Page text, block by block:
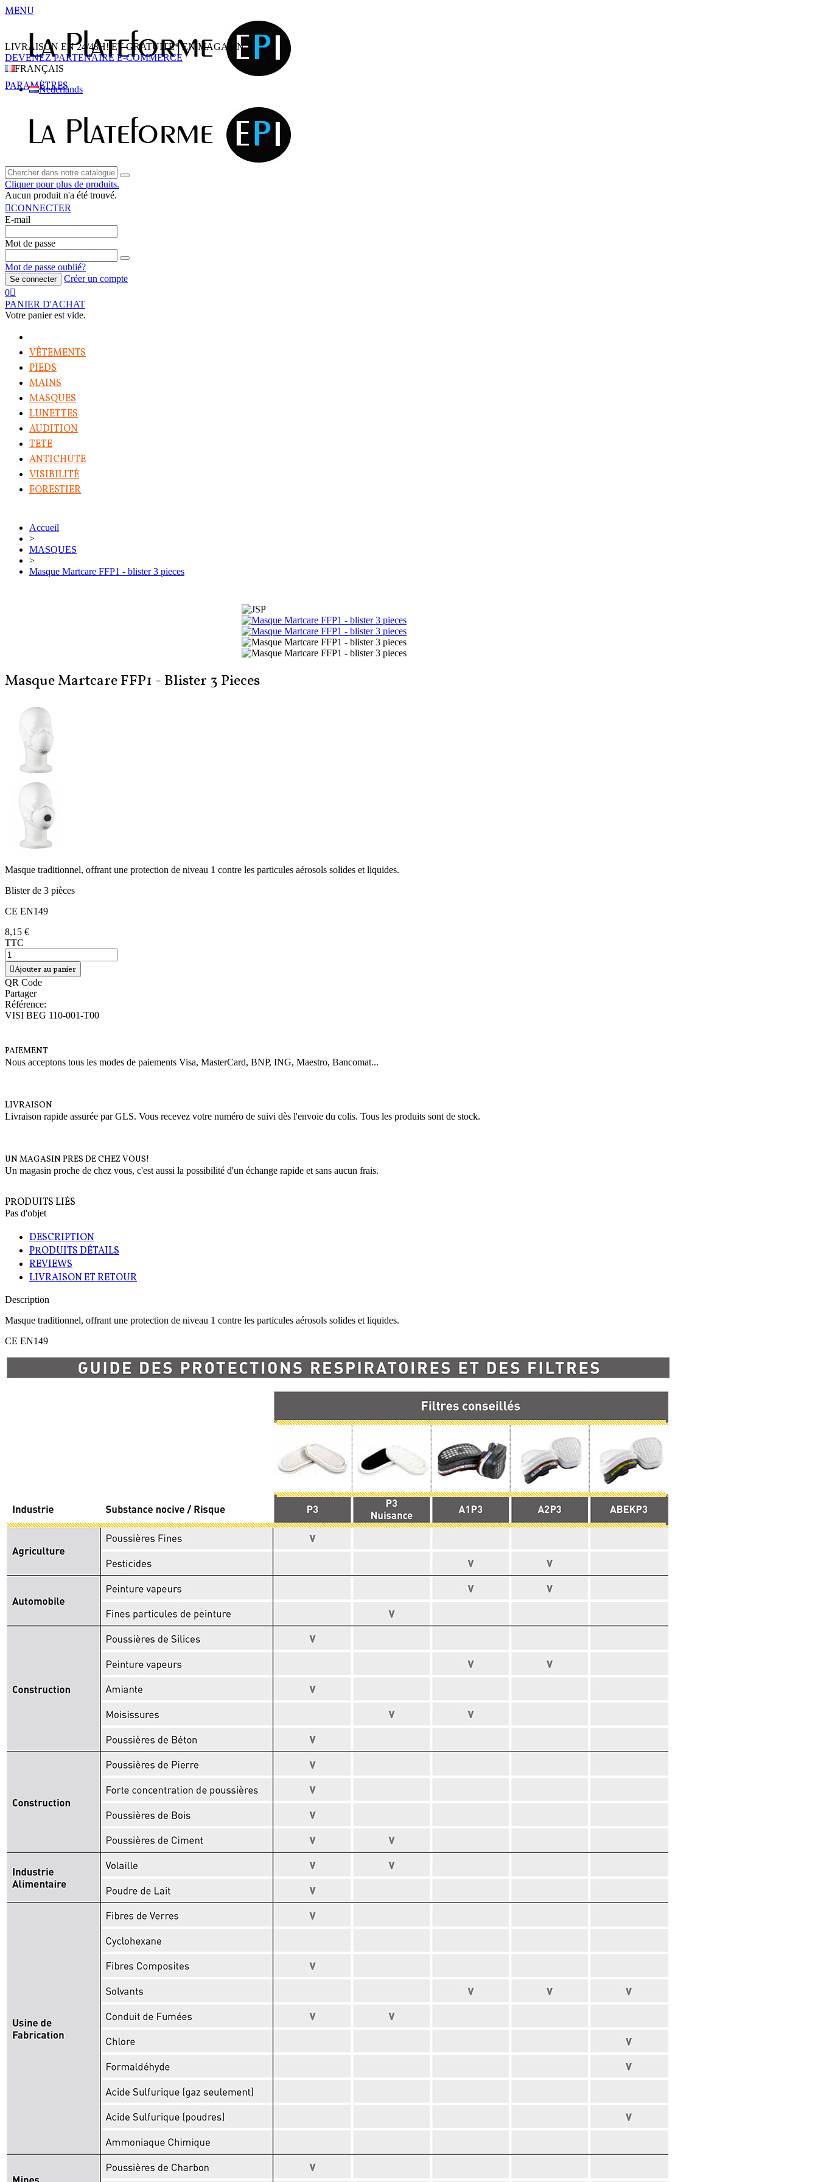
MENU
PARAMÈTRES
LIVRAISON EN 24/48H! ET GRATUITE* EN MAGASIN
DEVENEZ PARTENAIRE E-COMMERCE
FRANÇAIS
Nederlands
Cliquer pour plus de produits.
Aucun produit n'a été trouvé.
CONNECTER
E-mail
Mot de passe
Mot de passe oublié?
Se connecter
Créer un compte
0
PANIER D'ACHAT
Votre panier est vide.
VÊTEMENTS
PIEDS
MAINS
MASQUES
LUNETTES
AUDITION
TETE
ANTICHUTE
VISIBILITÉ
FORESTIER
Accueil
>
MASQUES
>
Masque Martcare FFP1 - blister 3 pieces
Masque Martcare FFP1 - Blister 3 Pieces
Masque traditionnel, offrant une protection de niveau 1 contre les particules aérosols solides et liquides.
Blister de 3 pièces
CE EN149
8,15 €
TTC
Ajouter au panier
QR Code
Partager
Référence:
VISI BEG 110-001-T00
PAIEMENT
Nous acceptons tous les modes de paiements Visa, MasterCard, BNP, ING, Maestro, Bancomat...
LIVRAISON
Livraison rapide assurée par GLS. Vous recevez votre numéro de suivi dès l'envoie du colis. Tous les produits sont de stock.
UN MAGASIN PRES DE CHEZ VOUS!
Un magasin proche de chez vous, c'est aussi la possibilité d'un échange rapide et sans aucun frais.
PRODUITS LIÉS
Pas d'objet
DESCRIPTION
PRODUITS DÉTAILS
REVIEWS
LIVRAISON ET RETOUR
Description
Masque traditionnel, offrant une protection de niveau 1 contre les particules aérosols solides et liquides.
CE EN149